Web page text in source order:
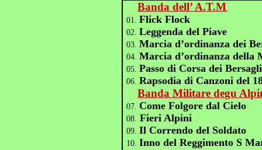
Banda dell’ A.T.M
01.Flick Flock
02.Leggenda del Piave
03.Marcia d’ordinanza dei
04.Marcia d’ordinanza della
05.Passo di Corsa dei
06.Rapsodia di Canzoni del
Banda Militare degu
07.Come Folgore dal Cielo
08. Fieri Alpini
09.Il Correndo del Soldato
10.Inno del Reggimento S